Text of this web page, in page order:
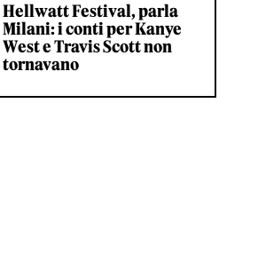
Hellwatt Festival, parla
Milani: i conti per Kanye
West e Travis Scott non
tornavano